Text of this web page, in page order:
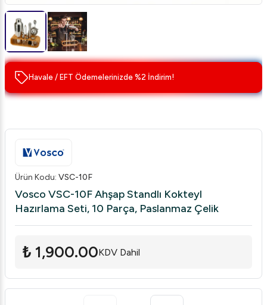
Havale / EFT Ödemelerinizde %2 İndirim!
Ürün Kodu: VSC-10F
Vosco VSC-10F Ahşap Standlı Kokteyl
Hazırlama Seti, 10 Parça, Paslanmaz Çelik
₺ 1,900.00KDV Dahil